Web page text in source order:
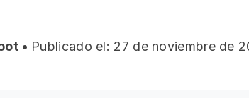
• Publicado el: 27 de noviembre de